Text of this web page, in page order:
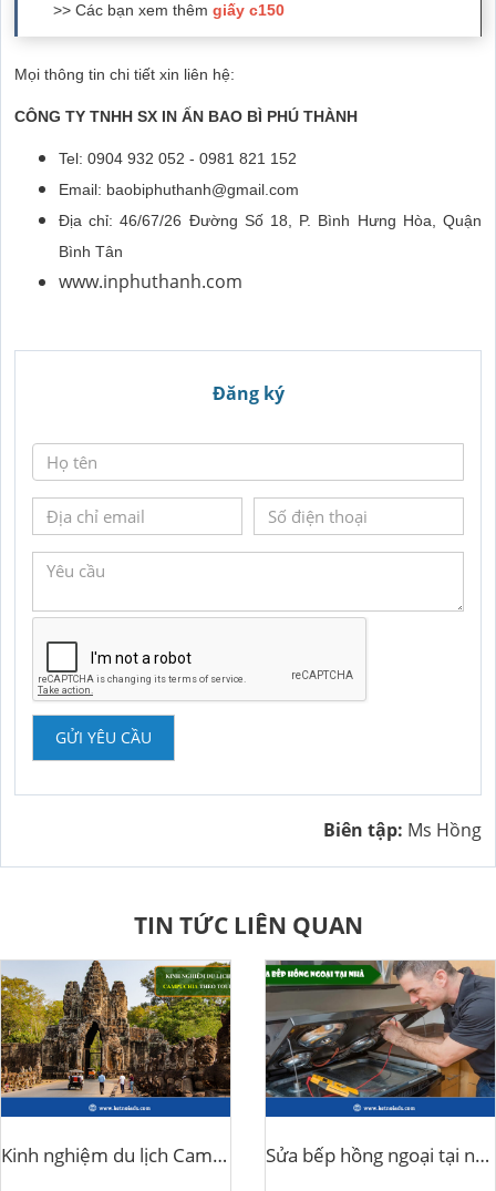
>> Các bạn xem thêm giấy c150
Mọi thông tin chi tiết xin liên hệ:
CÔNG TY TNHH SX IN ẤN BAO BÌ PHÚ THÀNH
Tel: 0904 932 052 - 0981 821 152
Email: baobiphuthanh@gmail.com
Địa chỉ: 46/67/26 Đường Số 18, P. Bình Hưng Hòa, Quận
Bình Tân
www.inphuthanh.com
Đăng ký
GỬI YÊU CẦU
Biên tập: Ms Hồng
TIN TỨC LIÊN QUAN
Kinh nghiệm du lịch Campuchia theo tour Sửa bếp hồng ngoại tại nhà